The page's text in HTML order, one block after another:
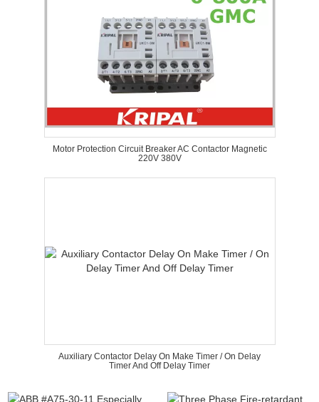
Motor Protection Circuit Breaker AC Contactor Magnetic
220V 380V
Auxiliary Contactor Delay On Make Timer / On Delay
Timer And Off Delay Timer